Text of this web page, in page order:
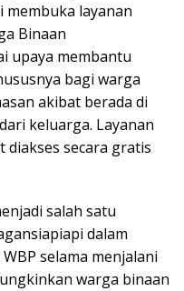
membuka layanan
Binaan
upaya membantu
bagi warga
akibat berada di
keluarga. Layanan
diakses secara gratis
salah satu
dalam
selama menjalani
warga binaan